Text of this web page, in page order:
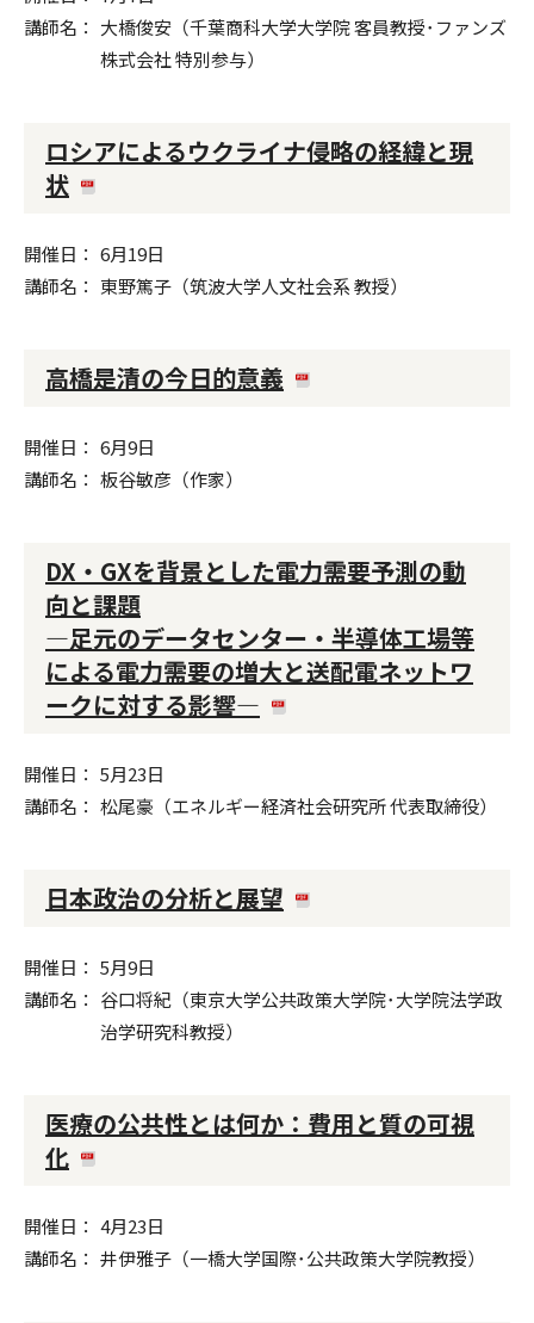
講師名
大橋俊安（千葉商科大学大学院 客員教授･ファンズ
株式会社 特別参与）
ロシアによるウクライナ侵略の経緯と現
状
開催日
6月19日
講師名
東野篤子（筑波大学人文社会系 教授）
高橋是清の今日的意義
開催日
6月9日
講師名
板谷敏彦（作家）
DX・GXを背景とした電力需要予測の動
向と課題
—足元のデータセンター・半導体工場等
による電力需要の増大と送配電ネットワ
ークに対する影響—
開催日
5月23日
講師名
松尾豪（エネルギー経済社会研究所 代表取締役）
日本政治の分析と展望
開催日
5月9日
講師名
谷口将紀（東京大学公共政策大学院･大学院法学政
治学研究科教授）
医療の公共性とは何か：費用と質の可視
化
開催日
4月23日
講師名
井伊雅子（一橋大学国際･公共政策大学院教授）